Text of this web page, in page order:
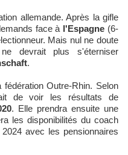
face à l'Espagne (6-
Mais nul ne doute
devrait plus s'éterniser
.
Outre-Rhin. Selon
de voir les résultats de
. Elle prendra ensuite une
les disponibilités du coach
avec les pensionnaires